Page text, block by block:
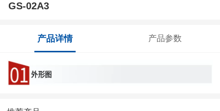
GS-02A3
产品详情 产品参数